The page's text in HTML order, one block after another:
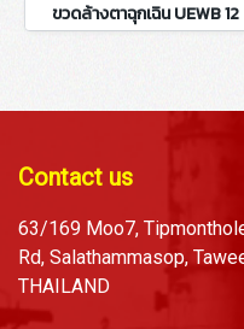
ขวดล้างตาฉุกเฉิน UEWB 12
Contact us
63/169 Moo7,
Rd, Salathammasop,
THAILAND